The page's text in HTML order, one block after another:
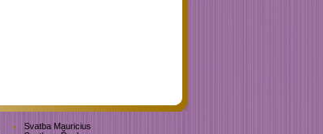
Svatba Mauricius